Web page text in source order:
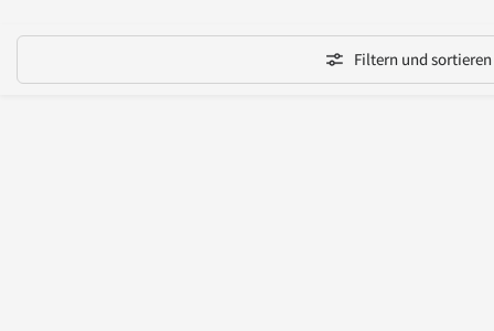
Filtern und sortieren